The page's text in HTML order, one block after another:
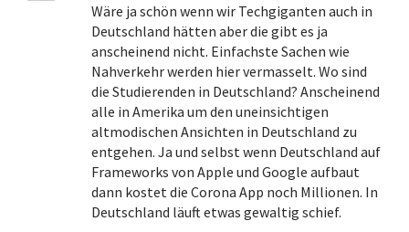
Wäre ja schön wenn wir Techgiganten auch in
Deutschland hätten aber die gibt es ja
anscheinend nicht. Einfachste Sachen wie
Nahverkehr werden hier vermasselt. Wo sind
die Studierenden in Deutschland? Anscheinend
alle in Amerika um den uneinsichtigen
altmodischen Ansichten in Deutschland zu
entgehen. Ja und selbst wenn Deutschland auf
Frameworks von Apple und Google aufbaut
dann kostet die Corona App noch Millionen. In
Deutschland läuft etwas gewaltig schief.